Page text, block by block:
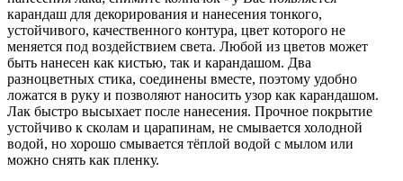
карандаш для декорирования и нанесения тонкого,
устойчивого, качественного контура, цвет которого не
меняется под воздействием света. Любой из цветов может
быть нанесен как кистью, так и карандашом. Два
разноцветных стика, соединены вместе, поэтому удобно
ложатся в руку и позволяют наносить узор как карандашом.
Лак быстро высыхает после нанесения. Прочное покрытие
устойчиво к сколам и царапинам, не смывается холодной
водой, но хорошо смывается тёплой водой с мылом или
можно снять как пленку.